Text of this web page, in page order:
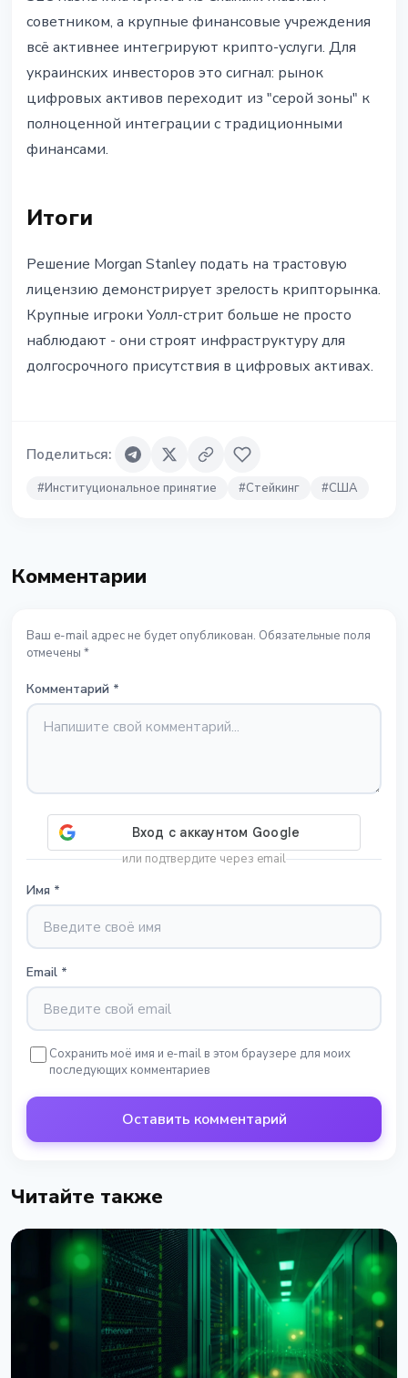
советником, а крупные финансовые учреждения
всё активнее интегрируют крипто-услуги. Для
украинских инвесторов это сигнал: рынок
цифровых активов переходит из "серой зоны" к
полноценной интеграции с традиционными
финансами.
Итоги
Решение Morgan Stanley подать на трастовую
лицензию демонстрирует зрелость крипторынка.
Крупные игроки Уолл-стрит больше не просто
наблюдают - они строят инфраструктуру для
долгосрочного присутствия в цифровых активах.
Поделиться:
#Институциональное принятие #Стейкинг #США
Комментарии
Ваш e-mail адрес не будет опубликован. Обязательные поля
отмечены *
Комментарий *
или подтвердите через email
Имя *
Email *
Сохранить моё имя и e-mail в этом браузере для моих
последующих комментариев
Оставить комментарий
Читайте также